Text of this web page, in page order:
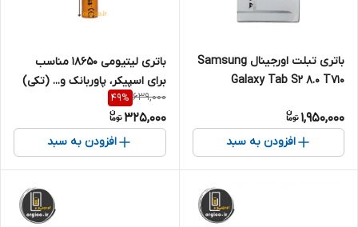
باتری تبلت اورجینال Samsung
Galaxy Tab S2 8.0 T710
1,950,000
افزودن به سبد
باتری لیتیومی ۱۸۶۵۰ مناسب
برای اسپیکر، پاوربانک و... (تکی)
ظرفیت 3000 میلی آمپر
639,000
49%
325,000
افزودن به سبد